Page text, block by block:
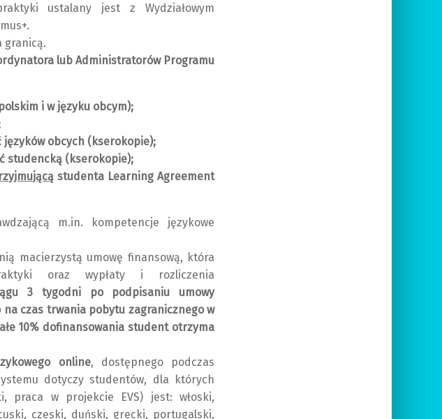
ustalany jest z Wydziałowym
granicą.
lub Administratorów Programu
i w języku obcym);
obcych (kserokopie);
studencką (kserokopie);
studenta Learning Agreement
m.in. kompetencje językowe
macierzystą umowę finansową, która
oraz wypłaty i rozliczenia
3 tygodni po podpisaniu umowy
czas trwania pobytu zagranicznego w
10% dofinansowania student otrzyma
online, dostępnego podczas
dotyczy studentów, dla których
praca w projekcie EVS) jest: włoski,
czeski, duński, grecki, portugalski,